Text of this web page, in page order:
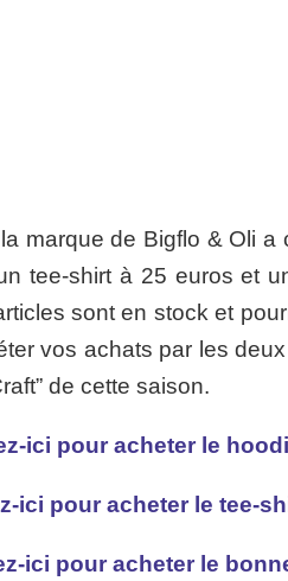
marque de Bigflo & Oli
tee-shirt à 25 euros et
sont en stock et
vos achats par les
de cette saison.
ici pour acheter le
ici pour acheter le tee-
ici pour acheter le